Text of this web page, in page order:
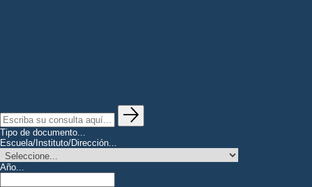
Tipo de documento...
Escuela/Instituto/Dirección...
Año...